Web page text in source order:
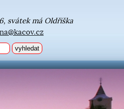
svátek má Oldřiška